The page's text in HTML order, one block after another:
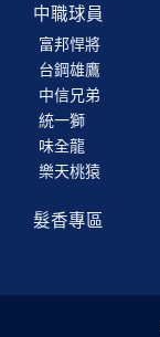
中職球員
富邦悍將
台鋼雄鷹
中信兄弟
統一獅
味全龍
樂天桃猿
髮香專區